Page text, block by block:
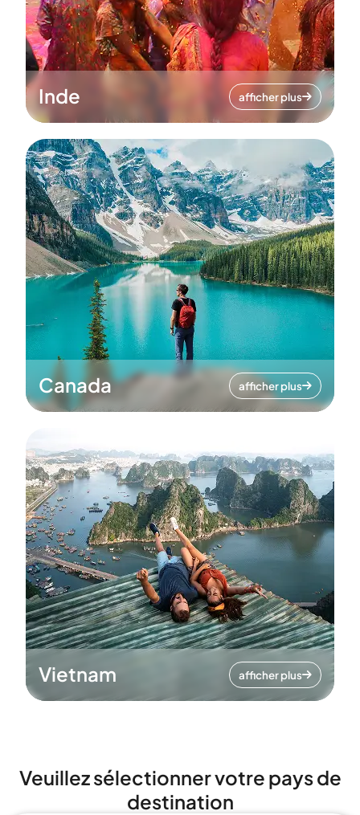
Inde afficher plus
Canada afficher plus
Vietnam afficher plus
Veuillez sélectionner votre pays de
destination